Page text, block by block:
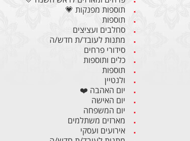
תוספות מפנקות 💗
תוספות
סחלבים ועציצים
מתנות לעובד/ת חדש/ה
סידורי פרחים
כלים ותוספות
תוספות
ולנטיין
יום האהבה ❤️
יום האישה
יום המשפחה
מארזים משתלמים
אירועים ועסקי